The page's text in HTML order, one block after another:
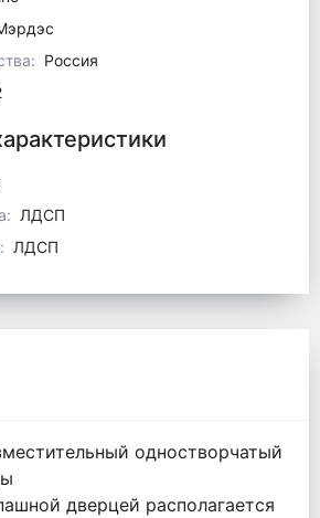
Россия
ЛДСП
ЛДСП
одностворчатый
дверцей располагается